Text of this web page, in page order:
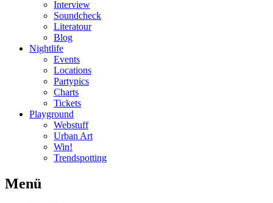
Interview
Soundcheck
Literatour
Blog
Nightlife
Events
Locations
Partypics
Charts
Tickets
Playground
Webstuff
Urban Art
Win!
Trendspotting
Menü